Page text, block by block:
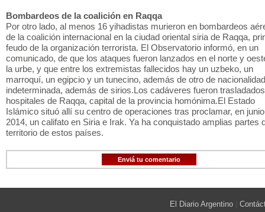
Bombardeos de la coalición en Raqqa
Por otro lado, al menos 16 yihadistas murieron en bombardeos
de la coalición internacional en la ciudad oriental siria de Raqqa,
feudo de la organización terrorista. El Observatorio informó, en un
comunicado, de que los ataques fueron lanzados en el norte y
la urbe, y que entre los extremistas fallecidos hay un uzbeko, un
marroquí, un egipcio y un tunecino, además de otro de nacionalidad
indeterminada, además de sirios.Los cadáveres fueron
hospitales de Raqqa, capital de la provincia homónima.El Estado
Islámico situó allí su centro de operaciones tras proclamar, en
2014, un califato en Siria e Irak. Ya ha conquistado amplias partes
territorio de estos países.
Enviá tu comentario
El Diario Argentino